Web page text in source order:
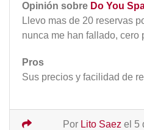
Opinión sobre Do You
Llevo mas de 20 reservas
nunca me han fallado, cero
Pros
Sus precios y facilidad de
Por Lito Saez el 5